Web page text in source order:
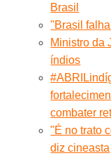
Brasil
"Brasil
Ministro da
índios
combater
"É no trato
diz cineasta